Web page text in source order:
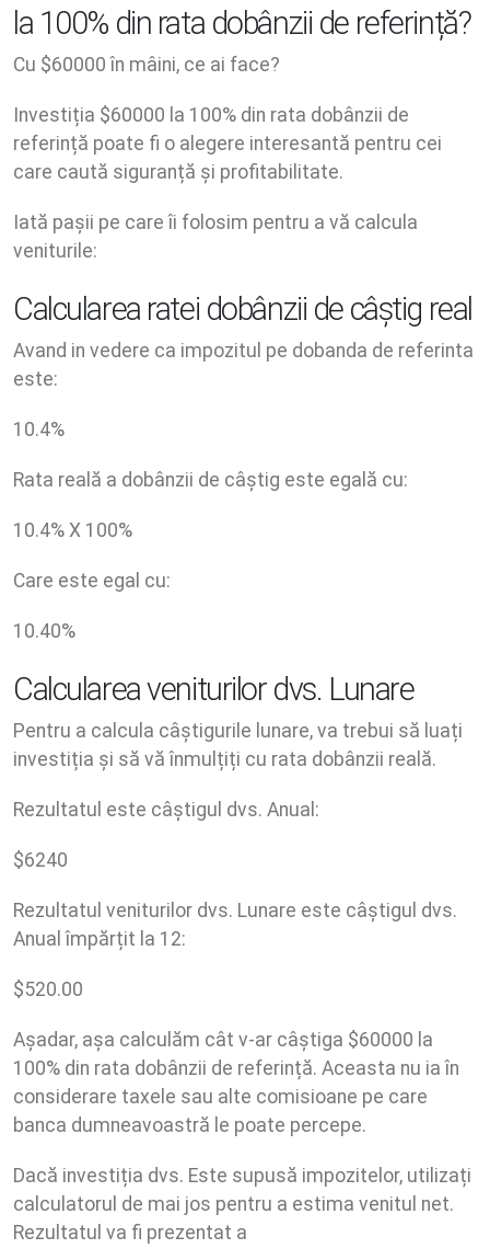
la 100% din rata dobânzii de referință?
Cu $60000 în mâini, ce ai face?
Investiția $60000 la 100% din rata dobânzii de
referință poate fi o alegere interesantă pentru cei
care caută siguranță și profitabilitate.
Iată pașii pe care îi folosim pentru a vă calcula
veniturile:
Calcularea ratei dobânzii de câștig real
Avand in vedere ca impozitul pe dobanda de referinta
este:
10.4%
Rata reală a dobânzii de câștig este egală cu:
10.4% X 100%
Care este egal cu:
10.40%
Calcularea veniturilor dvs. Lunare
Pentru a calcula câștigurile lunare, va trebui să luați
investiția și să vă înmulțiți cu rata dobânzii reală.
Rezultatul este câștigul dvs. Anual:
$6240
Rezultatul veniturilor dvs. Lunare este câștigul dvs.
Anual împărțit la 12:
$520.00
Așadar, așa calculăm cât v-ar câștiga $60000 la
100% din rata dobânzii de referință. Aceasta nu ia în
considerare taxele sau alte comisioane pe care
banca dumneavoastră le poate percepe.
Dacă investiția dvs. Este supusă impozitelor, utilizați
calculatorul de mai jos pentru a estima venitul net.
Rezultatul va fi prezentat a